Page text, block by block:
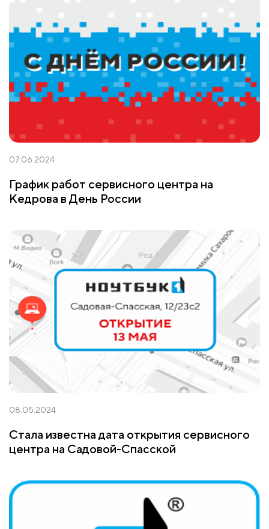
07.06.2024
График работ сервисного центра на
Кедрова в День России
08.05.2024
Стала известна дата открытия сервисного
центра на Садовой-Спасской